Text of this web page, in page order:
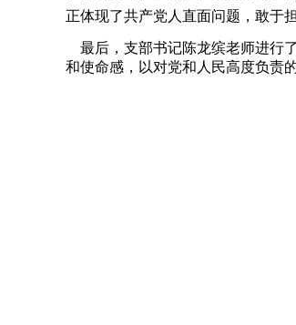
正体现了共产党人直面问题，敢于
最后，支部书记陈龙缤老师进行
和使命感，以对党和人民高度负责